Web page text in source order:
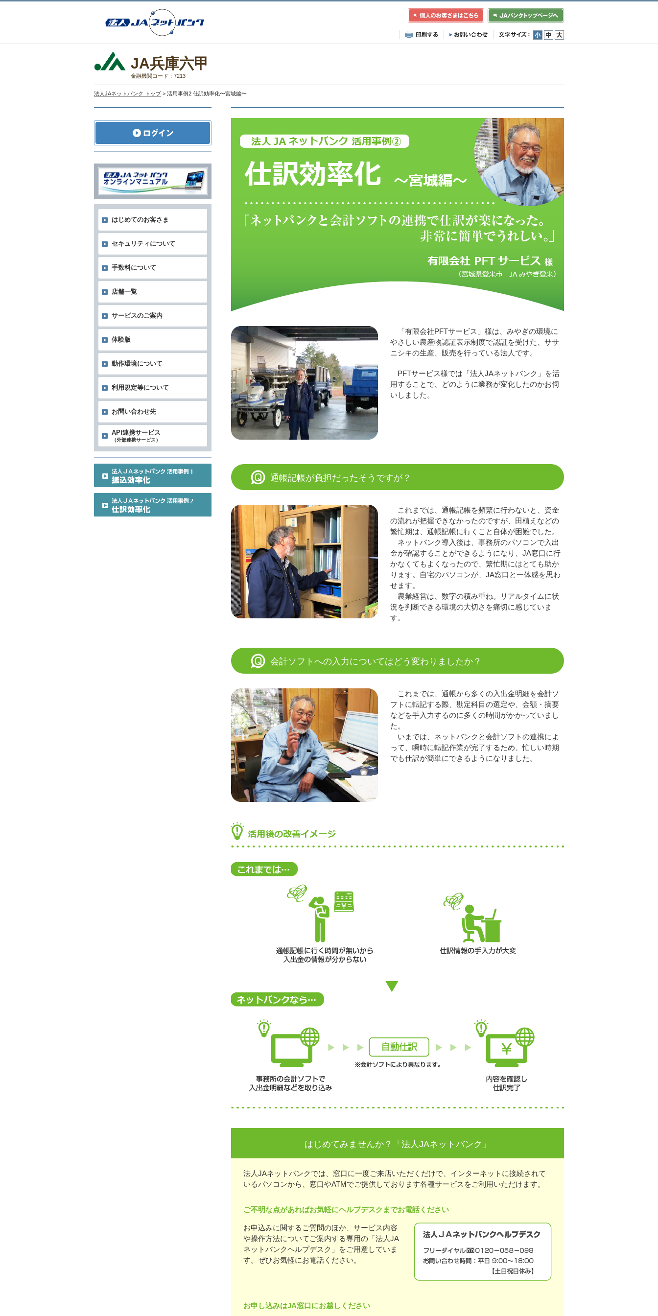
小 中 大
JA兵庫六甲
金融機関コード：7213
法人JAネットバンク トップ > 活用事例2 仕訳効率化〜宮城編〜
「有限会社PFTサービス」様は、みやぎの環境に
やさしい農産物認証表示制度で認証を受けた、ササ
ニシキの生産、販売を行っている法人です。
PFTサービス様では「法人JAネットバンク」を活
用することで、どのように業務が変化したのかお伺
いしました。
通帳記帳が負担だったそうですが？
これまでは、通帳記帳を頻繁に行わないと、資金
の流れが把握できなかったのですが、田植えなどの
繁忙期は、通帳記帳に行くこと自体が困難でした。
ネットバンク導入後は、事務所のパソコンで入出
金が確認することができるようになり、JA窓口に行
かなくてもよくなったので、繁忙期にはとても助か
ります。自宅のパソコンが、JA窓口と一体感を思わ
せます。
農業経営は、数字の積み重ね。リアルタイムに状
況を判断できる環境の大切さを痛切に感じていま
す。
会計ソフトへの入力についてはどう変わりましたか？
これまでは、通帳から多くの入出金明細を会計ソ
フトに転記する際、勘定科目の選定や、金額・摘要
などを手入力するのに多くの時間がかかっていまし
た。
いまでは、ネットバンクと会計ソフトの連携によ
って、瞬時に転記作業が完了するため、忙しい時期
でも仕訳が簡単にできるようになりました。
はじめてみませんか？「法人JAネットバンク」
法人JAネットバンクでは、窓口に一度ご来店いただくだけで、インターネットに接続されて
いるパソコンから、窓口やATMでご提供しております各種サービスをご利用いただけます。
ご不明な点があればお気軽にヘルプデスクまでお電話ください
お申込みに関するご質問のほか、サービス内容
や操作方法についてご案内する専用の「法人JA
ネットバンクヘルプデスク」をご用意していま
す。ぜひお気軽にお電話ください。
お申し込みはJA窓口にお越しください
はじめてのお客さま
セキュリティについて
手数料について
店舗一覧
サービスのご案内
体験版
動作環境について
利用規定等について
お問い合わせ先
API連携サービス
（外部連携サービス）